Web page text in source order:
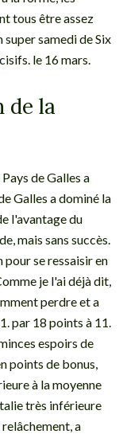
tous être assez
super samedi de Six
le 16 mars.
de la
de Galles a
Galles a dominé la
l'avantage du
mais sans succès.
se ressaisir en
je l'ai déjà dit,
perdre et a
par 18 points à 11.
espoirs de
points de bonus,
à la moyenne
très inférieure
a